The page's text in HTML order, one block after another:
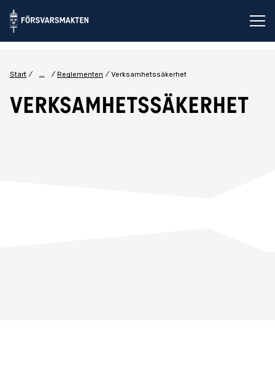
Start ... Reglementen Verksamhetssäkerhet
Verksamhetssäkerhet